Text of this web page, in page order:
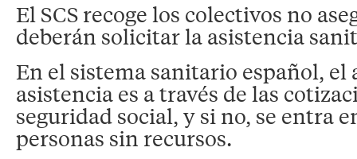
El SCS recoge los colectivos no
deberán solicitar la asistencia
En el sistema sanitario español, el
asistencia es a través de las
seguridad social, y si no, se entra
personas sin recursos.